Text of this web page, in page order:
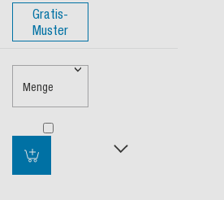
Gratis-
Muster
Menge